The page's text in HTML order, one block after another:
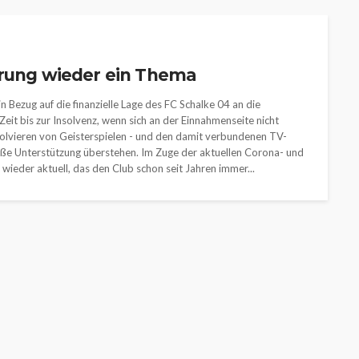
wieder ein Thema
auf die finanzielle Lage des FC Schalke 04 an die
bis zur Insolvenz, wenn sich an der Einnahmenseite nicht
von Geisterspielen - und den damit verbundenen TV-
Unterstützung überstehen. Im Zuge der aktuellen Corona- und
aktuell, das den Club schon seit Jahren immer...